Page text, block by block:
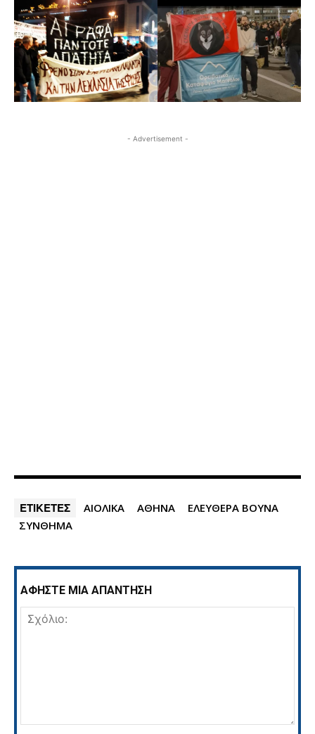
- Advertisement -
ΕΤΙΚΕΤΕΣ ΑΙΟΛΙΚΑ ΑΘΗΝΑ
ΕΛΕΥΘΕΡΑ ΒΟΥΝΑ
ΣΥΝΘΗΜΑ
ΑΦΗΣΤΕ ΜΙΑ ΑΠΑΝΤΗΣΗ